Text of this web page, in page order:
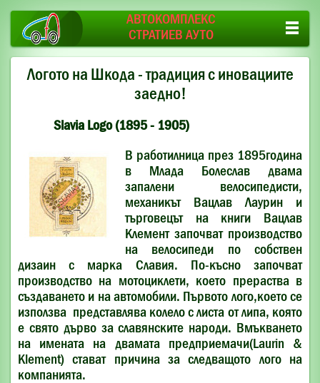
АВТОКОМПЛЕКС
СТРАТИЕВ АУТО
Логото на Шкода - традиция с иновациите
заедно!
Slavia Logo (1895 - 1905)
В работилница през 1895година
в Млада Болеслав двама
запалени велосипедисти,
механикът Вацлав Лаурин и
търговецът на книги Вацлав
Клемент започват производство
на велосипеди по собствен
дизаин с марка Славия. По-късно започват
производство на мотоциклети, което прераства в
създаването и на автомобили. Първото лого,което се
използва представлява колело с листа от липа, която
е свято дърво за славянските народи. Вмъкването
на имената на двамата предприемачи(Laurin &
Klement) стават причина за следващото лого на
компанията.